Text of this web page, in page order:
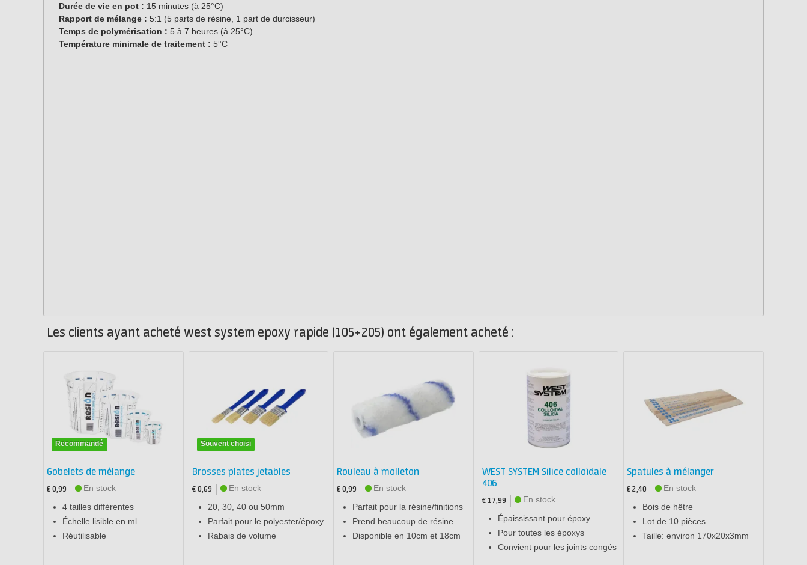
Durée de vie en pot : 15 minutes (à 25°C)
Rapport de mélange : 5:1 (5 parts de résine, 1 part de durcisseur)
Temps de polymérisation : 5 à 7 heures (à 25°C)
Température minimale de traitement : 5°C
Les clients ayant acheté west system epoxy rapide (105+205) ont également acheté :
Recommandé
Gobelets de mélange
€ 0,99
En stock
4 tailles différentes
Échelle lisible en ml
Réutilisable
Souvent choisi
Brosses plates jetables
€ 0,69
En stock
20, 30, 40 ou 50mm
Parfait pour le polyester/époxy
Rabais de volume
Rouleau à molleton
€ 0,99
En stock
Parfait pour la résine/finitions
Prend beaucoup de résine
Disponible en 10cm et 18cm
WEST SYSTEM Silice colloïdale
406
€ 17,99
En stock
Épaississant pour époxy
Pour toutes les époxys
Convient pour les joints congés
Spatules à mélanger
€ 2,40
En stock
Bois de hêtre
Lot de 10 pièces
Taille: environ 170x20x3mm